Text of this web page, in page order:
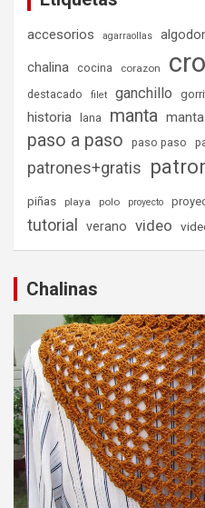
accesorios agarraollas
chalina cocina corazon
destacado filet ganchillo
historia lana manta
paso a paso paso paso
patrones+gratis
piñas playa polo proyecto
tutorial verano video
Chalinas